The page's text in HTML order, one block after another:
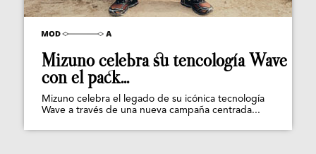
Mizuno celebra su tencología Wave
con el pack...
Mizuno celebra el legado de su icónica tecnología
Wave a través de una nueva campaña centrada...